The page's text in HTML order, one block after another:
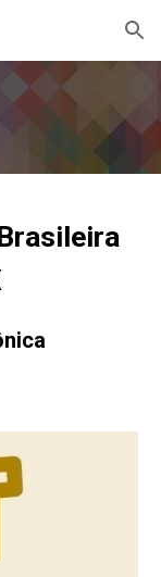
Skip to navigation